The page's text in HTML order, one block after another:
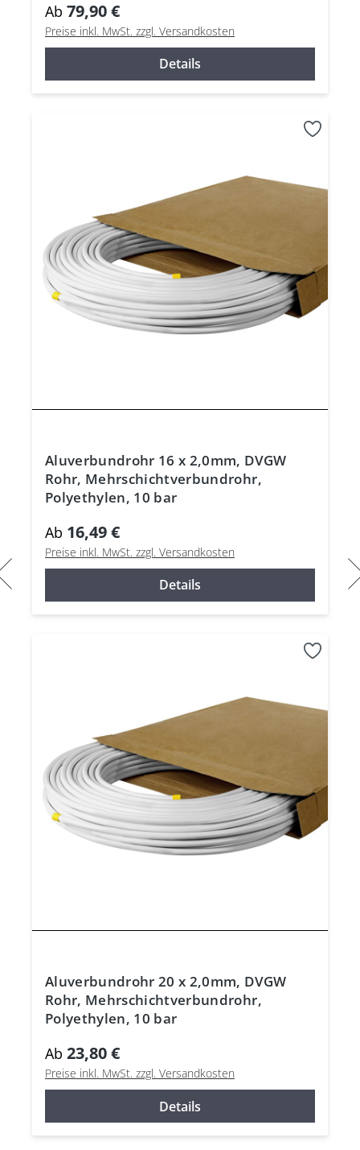
Ab 79,90 €
Preise inkl. MwSt. zzgl. Versandkosten
Details
Aluverbundrohr 16 x 2,0mm, DVGW
Rohr, Mehrschichtverbundrohr,
Polyethylen, 10 bar
Ab 16,49 €
Preise inkl. MwSt. zzgl. Versandkosten
Details
Aluverbundrohr 20 x 2,0mm, DVGW
Rohr, Mehrschichtverbundrohr,
Polyethylen, 10 bar
Ab 23,80 €
Preise inkl. MwSt. zzgl. Versandkosten
Details